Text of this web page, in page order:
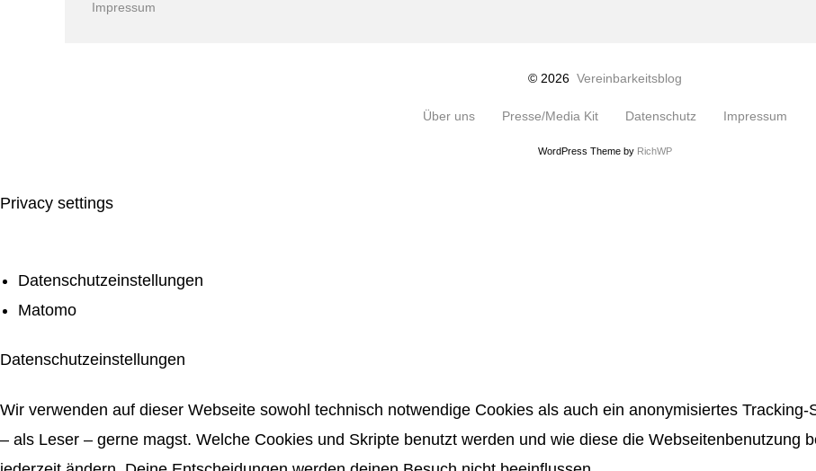
Impressum
© 2026 Vereinbarkeitsblog
Über uns Presse/Media Kit Datenschutz Impressum
WordPress Theme by RichWP
Privacy settings
Datenschutzeinstellungen
Matomo
Datenschutzeinstellungen
Wir verwenden auf dieser Webseite sowohl technisch notwendige Cookies als auch ein anonymisiertes
– als Leser – gerne magst. Welche Cookies und Skripte benutzt werden und wie diese die Webseitenbenutzung